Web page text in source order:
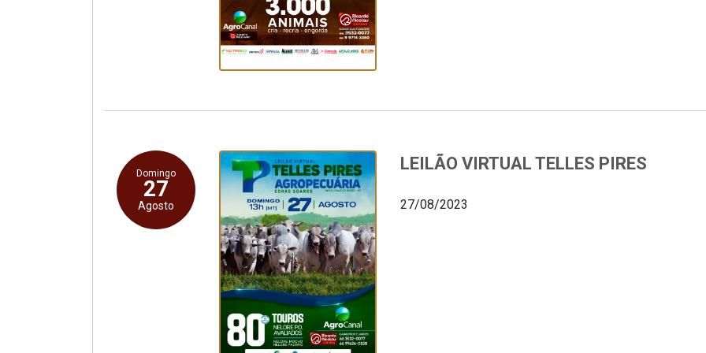
Domingo
27
Agosto
LEILÃO VIRTUAL TELLES PIRES
27/08/2023